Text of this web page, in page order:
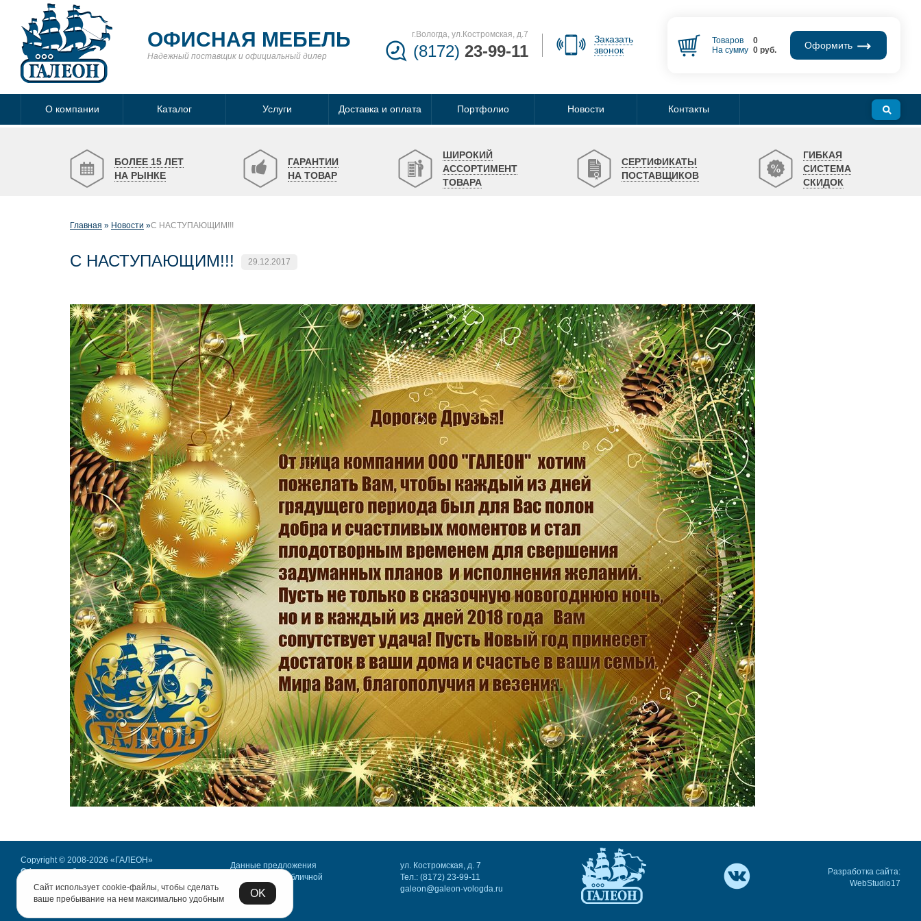
ОФИСНАЯ МЕБЕЛЬ
Надежный поставщик и официальный дилер
г.Вологда, ул.Костромская, д.7
(8172) 23-99-11
Заказать
звонок
Товаров
0
На сумму 0руб. Оформить
О компании Каталог Услуги Доставка и оплата Портфолио Новости Контакты
БОЛЕЕ 15 ЛЕТ
НА РЫНКЕ
ГАРАНТИИ
НА ТОВАР
ШИРОКИЙ
АССОРТИМЕНТ
ТОВАРА
СЕРТИФИКАТЫ
ПОСТАВЩИКОВ
ГИБКАЯ
СИСТЕМА
СКИДОК
Главная Новости С НАСТУПАЮЩИМ!!!
С НАСТУПАЮЩИМ!!! 29.12.2017
Copyright © 2008-2026 «ГАЛЕОН»
Офисная мебель.
Все права защищены.
Политика конфиденциальности
Данные предложения
не являются публичной
офертой
ул. Костромская, д. 7
Тел.: (8172) 23-99-11
galeon@galeon-vologda.ru
Разработка сайта:
WebStudio17
Сайт использует cookie-файлы, чтобы сделать
ваше пребывание на нем максимально удобным
OK